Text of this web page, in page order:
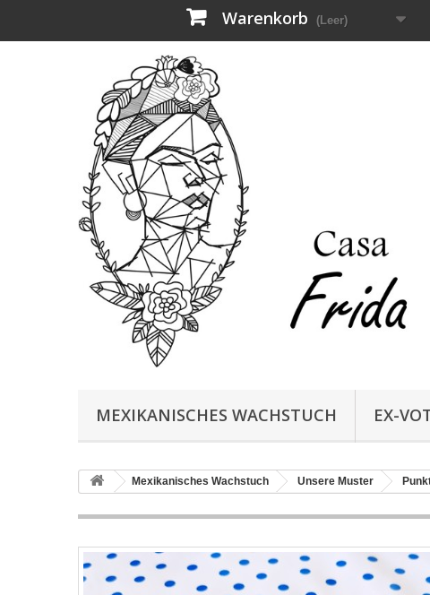
Warenkorb (Leer)
MEXIKANISCHES WACHSTUCH EX-
Mexikanisches Wachstuch Unsere Muster